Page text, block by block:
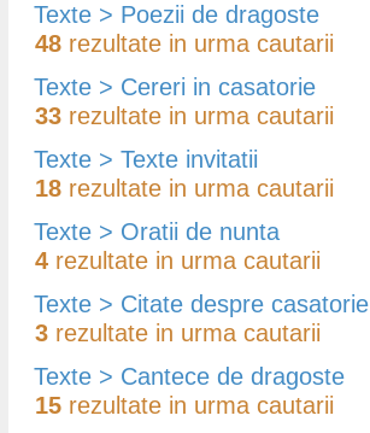
Texte > Poezii de dragoste
48 rezultate in urma cautarii
Texte > Cereri in casatorie
33 rezultate in urma cautarii
Texte > Texte invitatii
18 rezultate in urma cautarii
Texte > Oratii de nunta
4 rezultate in urma cautarii
Texte > Citate despre casatorie
3 rezultate in urma cautarii
Texte > Cantece de dragoste
15 rezultate in urma cautarii